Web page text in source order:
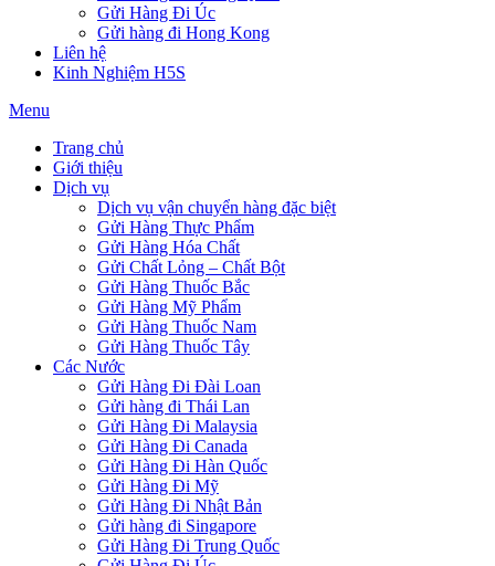
Gửi Hàng Đi Úc
Gửi hàng đi Hong Kong
Liên hệ
Kinh Nghiệm H5S
Menu
Trang chủ
Giới thiệu
Dịch vụ
Dịch vụ vận chuyển hàng đặc biệt
Gửi Hàng Thực Phẩm
Gửi Hàng Hóa Chất
Gửi Chất Lỏng – Chất Bột
Gửi Hàng Thuốc Bắc
Gửi Hàng Mỹ Phẩm
Gửi Hàng Thuốc Nam
Gửi Hàng Thuốc Tây
Các Nước
Gửi Hàng Đi Đài Loan
Gửi hàng đi Thái Lan
Gửi Hàng Đi Malaysia
Gửi Hàng Đi Canada
Gửi Hàng Đi Hàn Quốc
Gửi Hàng Đi Mỹ
Gửi Hàng Đi Nhật Bản
Gửi hàng đi Singapore
Gửi Hàng Đi Trung Quốc